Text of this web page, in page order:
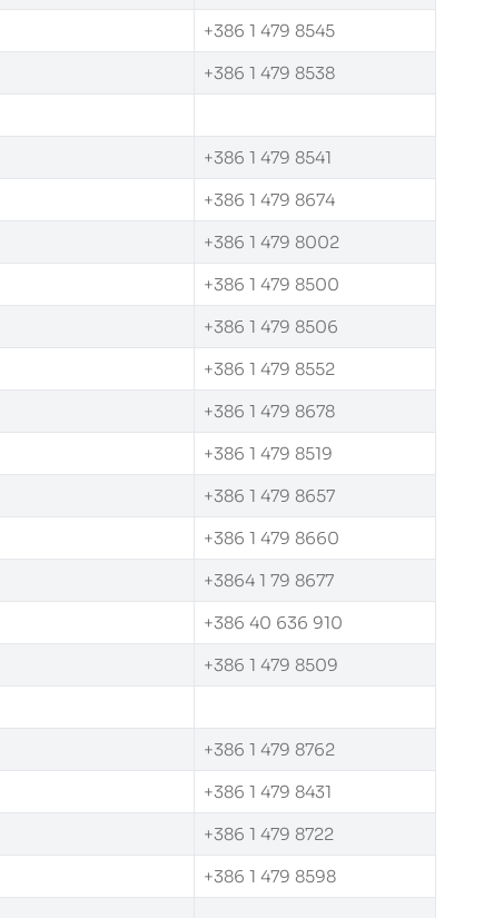
+386 1 479 8545
+386 1 479 8538
+386 1 479 8541
+386 1 479 8674
+386 1 479 8002
+386 1 479 8500
+386 1 479 8506
+386 1 479 8552
+386 1 479 8678
+386 1 479 8519
+386 1 479 8657
+386 1 479 8660
+3864 1 79 8677
+386 40 636 910
+386 1 479 8509
+386 1 479 8762
+386 1 479 8431
+386 1 479 8722
+386 1 479 8598